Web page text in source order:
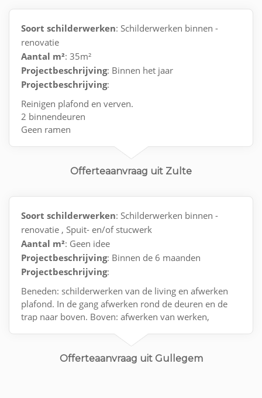
Soort schilderwerken: Schilderwerken binnen -
renovatie
Aantal m²: 35m²
Projectbeschrijving: Binnen het jaar
Projectbeschrijving:
Reinigen plafond en verven.
2 binnendeuren
Geen ramen
Offerteaanvraag uit Zulte
Soort schilderwerken: Schilderwerken binnen -
renovatie , Spuit- en/of stucwerk
Aantal m²: Geen idee
Projectbeschrijving: Binnen de 6 maanden
Projectbeschrijving:
Beneden: schilderwerken van de living en afwerken
plafond. In de gang afwerken rond de deuren en de
trap naar boven. Boven: afwerken van werken,
Offerteaanvraag uit Gullegem